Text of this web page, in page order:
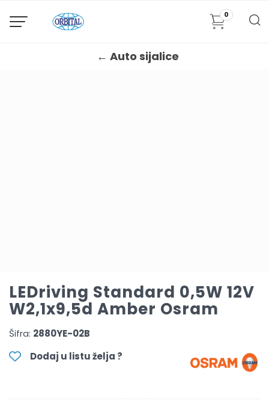
0
← Auto sijalice
LEDriving Standard 0,5W 12V
W2,1x9,5d Amber Osram
Šifra: 2880YE-02B
Dodaj u listu želja ?